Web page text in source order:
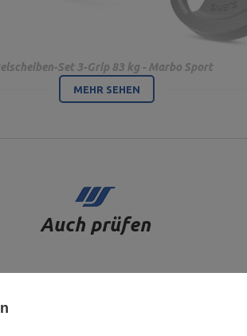
Set 3-Grip 83 kg - Marbo Sport
MEHR SEHEN
Auch prüfen